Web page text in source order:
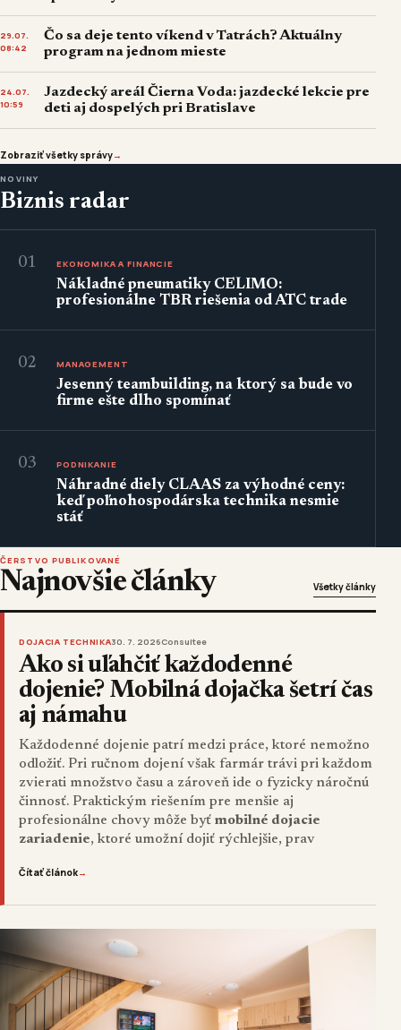
29.07.
08:42
Čo sa deje tento víkend v Tatrách? Aktuálny
program na jednom mieste
24.07.
10:59
Jazdecký areál Čierna Voda: jazdecké lekcie pre
deti aj dospelých pri Bratislave
Zobraziť všetky správy→
NOVINY
Biznis radar
01 EKONOMIKA A FINANCIE
Nákladné pneumatiky CELIMO:
profesionálne TBR riešenia od ATC trade
02 MANAGEMENT
Jesenný teambuilding, na ktorý sa bude vo
firme ešte dlho spomínať
03 PODNIKANIE
Náhradné diely CLAAS za výhodné ceny:
keď poľnohospodárska technika nesmie
stáť
ČERSTVO PUBLIKOVANÉ
Najnovšie články Všetky články
DOJACIA TECHNIKA30. 7. 2026Consultee
Ako si uľahčiť každodenné
dojenie? Mobilná dojačka šetrí čas
aj námahu
Každodenné dojenie patrí medzi práce, ktoré nemožno
odložiť. Pri ručnom dojení však farmár trávi pri každom
zvierati množstvo času a zároveň ide o fyzicky náročnú
činnosť. Praktickým riešením pre menšie aj
profesionálne chovy môže byť mobilné dojacie
zariadenie, ktoré umožní dojiť rýchlejšie, prav
Čítať článok→